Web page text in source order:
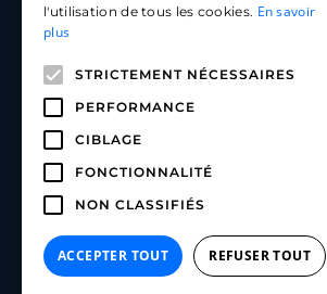
Carlo App | Instagram
Carlo App | Linkedin
l'utilisation de tous les cookies. En savoir
plus
STRICTEMENT NÉCESSAIRES
PERFORMANCE
CIBLAGE
FONCTIONNALITÉ
NON CLASSIFIÉS
ACCEPTER TOUT REFUSER TOUT